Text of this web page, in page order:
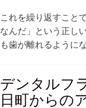
これを繰り返すこと
なんだ」という正し
も歯が離れるように
デンタルフ
日町からの